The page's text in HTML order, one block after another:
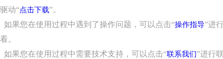
动“点击下载”。
如果您在使用过程中遇到了操作问题，可以点击“操作指导”进
。
如果您在使用过程中需要技术支持，可以点击“联系我们”进行